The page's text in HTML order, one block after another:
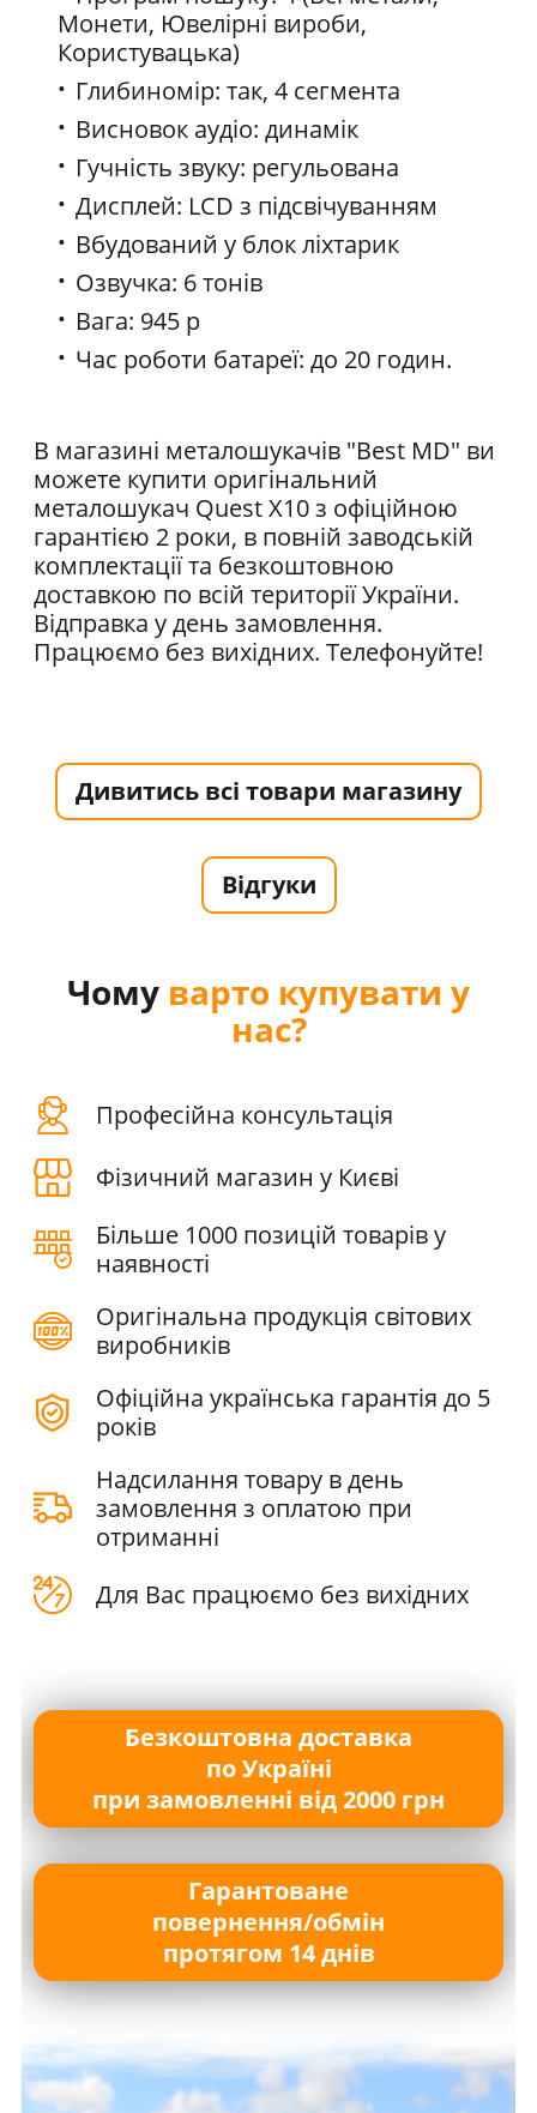
Монети, Ювелірні вироби,
Користувацька)
Глибиномір: так, 4 сегмента
Висновок аудіо: динамік
Гучність звуку: регульована
Дисплей: LCD з підсвічуванням
Вбудований у блок ліхтарик
Озвучка: 6 тонів
Вага: 945 р
Час роботи батареї: до 20 годин.
В магазині металошукачів "Best MD" ви
можете купити оригінальний
металошукач Quest Х10 з офіційною
гарантією 2 роки, в повній заводській
комплектації та безкоштовною
доставкою по всій території України.
Відправка у день замовлення.
Працюємо без вихідних. Телефонуйте!
Дивитись всі товари магазину
Відгуки
Чому варто купувати у
нас?
Професійна консультація
Фізичний магазин у Києві
Більше 1000 позицій товарів у
наявності
Оригінальна продукція світових
виробників
Офіційна українська гарантія до 5
років
Надсилання товару в день
замовлення з оплатою при
отриманні
Для Вас працюємо без вихідних
Безкоштовна доставка
по Україні
при замовленні від 2000 грн
Гарантоване
повернення/обмін
протягом 14 днів